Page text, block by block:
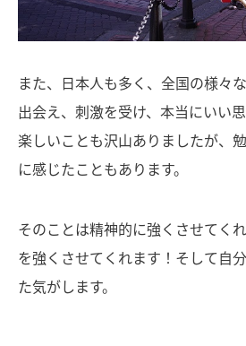
また、日本人も多く、全国の様々
出会え、刺激を受け、本当にいい
楽しいことも沢山ありましたが、
に感じたこともあります。
そのことは精神的に強くさせてく
を強くさせてくれます！そして自
た気がします。